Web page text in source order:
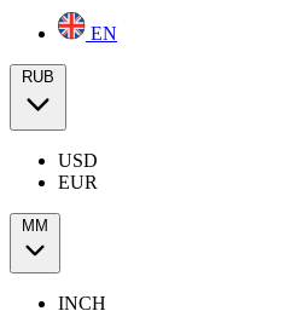
EN
RUB
USD
EUR
ММ
INCH